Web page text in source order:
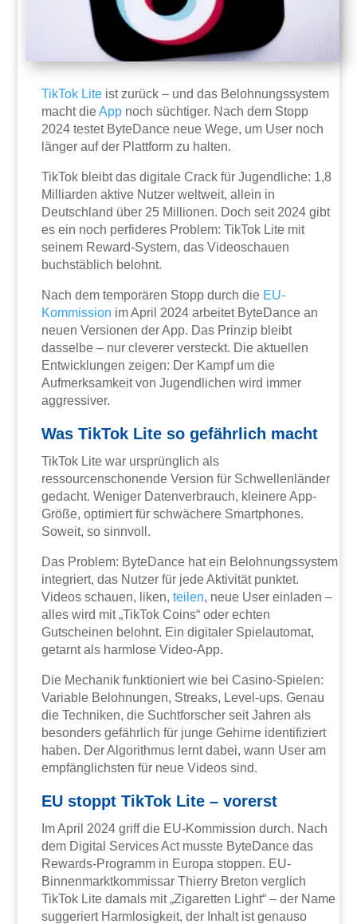
TikTok Lite ist zurück – und das Belohnungssystem
macht dieApp noch süchtiger. Nach dem Stopp
2024 testet ByteDance neue Wege, um User noch
länger auf der Plattform zu halten.
TikTok bleibt das digitale Crack für Jugendliche: 1,8
Milliarden aktive Nutzer weltweit, allein in
Deutschland über 25 Millionen. Doch seit 2024 gibt
es ein noch perfideres Problem: TikTok Lite mit
seinem Reward-System, das Videoschauen
buchstäblich belohnt.
Nach dem temporären Stopp durch die EU-
Kommission im April 2024 arbeitet ByteDance an
neuen Versionen der App. Das Prinzip bleibt
dasselbe – nur cleverer versteckt. Die aktuellen
Entwicklungen zeigen: Der Kampf um die
Aufmerksamkeit von Jugendlichen wird immer
aggressiver.
Was TikTok Lite so gefährlich macht
TikTok Lite war ursprünglich als
ressourcenschonende Version für Schwellenländer
gedacht. Weniger Datenverbrauch, kleinere App-
Größe, optimiert für schwächere Smartphones.
Soweit, so sinnvoll.
Das Problem: ByteDance hat ein Belohnungssystem
integriert, das Nutzer für jede Aktivität punktet.
Videos schauen, liken,teilen, neue User einladen –
alles wird mit „TikTok Coins“ oder echten
Gutscheinen belohnt. Ein digitaler Spielautomat,
getarnt als harmlose Video-App.
Die Mechanik funktioniert wie bei Casino-Spielen:
Variable Belohnungen, Streaks, Level-ups. Genau
die Techniken, die Suchtforscher seit Jahren als
besonders gefährlich für junge Gehirne identifiziert
haben. Der Algorithmus lernt dabei, wann User am
empfänglichsten für neue Videos sind.
EU stoppt TikTok Lite – vorerst
Im April 2024 griff die EU-Kommission durch. Nach
dem Digital Services Act musste ByteDance das
Rewards-Programm in Europa stoppen. EU-
Binnenmarktkommissar Thierry Breton verglich
TikTok Lite damals mit „Zigaretten Light“ – der Name
suggeriert Harmlosigkeit, der Inhalt ist genauso